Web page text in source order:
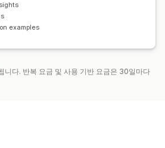
examples
니다. 반복 요금 및 사용 기반 요금은 30일마다